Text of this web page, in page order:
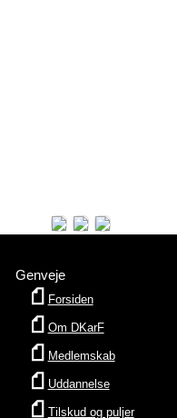
Genveje
Forsiden
Om DKarF
Medlemskab
Uddannelse
Tilskud og puljer